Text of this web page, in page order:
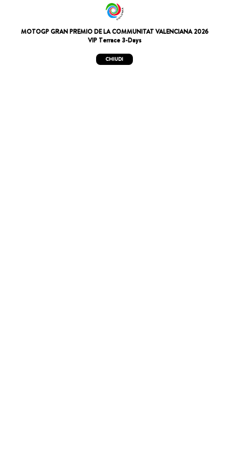
MOTOGP GRAN PREMIO DE LA COMMUNITAT VALENCIANA 2026
VIP Terrace 3-Days
CHIUDI